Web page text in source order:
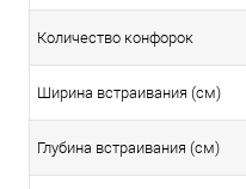
Количество конфорок
Ширина встраивания (см)
Глубина встраивания (см)